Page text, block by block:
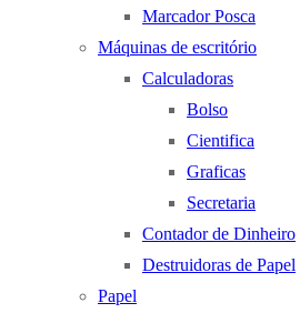
Marcador Posca
Máquinas de escritório
Calculadoras
Bolso
Cientifica
Graficas
Secretaria
Contador de Dinheiro
Destruidoras de Papel
Papel